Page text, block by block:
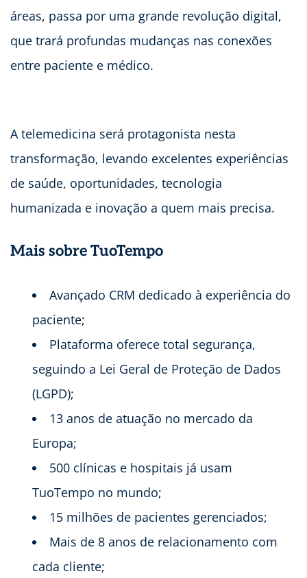
áreas, passa por uma grande revolução digital,
que trará profundas mudanças nas conexões
entre paciente e médico.
A telemedicina será protagonista nesta
transformação, levando excelentes experiências
de saúde, oportunidades, tecnologia
humanizada e inovação a quem mais precisa.
Mais sobre TuoTempo
Avançado CRM dedicado à experiência do
paciente;
Plataforma oferece total segurança,
seguindo a Lei Geral de Proteção de Dados
(LGPD);
13 anos de atuação no mercado da
Europa;
500 clínicas e hospitais já usam
TuoTempo no mundo;
15 milhões de pacientes gerenciados;
Mais de 8 anos de relacionamento com
cada cliente;